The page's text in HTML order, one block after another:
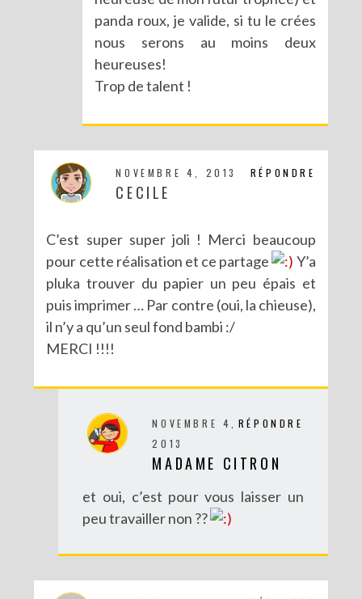
DIY : LES POMPONS MATRIOCHKA
panda roux, je valide, si tu le crées
nous serons au moins deux
heureuses!
Trop de talent !
RÉPONDRE
NOVEMBRE 4, 2013
CECILE
C’est super super joli ! Merci beaucoup
pour cette réalisation et ce partage
Y’a
pluka trouver du papier un peu épais et
puis imprimer … Par contre (oui, la chieuse),
il n’y a qu’un seul fond bambi :/
MERCI !!!!
RÉPONDRE
NOVEMBRE 4,
2013
MADAME CITRON
et oui, c’est pour vous laisser un
peu travailler non ??